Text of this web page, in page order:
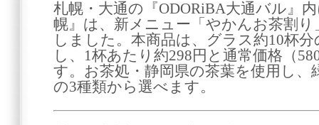
札幌・大通の『ODORiBA大通バル』
幌』は、新メニュー「やかんお茶割り
しました。本商品は、グラス約10杯
し、1杯あたり約298円と通常価格（
す。お茶処・静岡県の茶葉を使用し、
の3種類から選べます。